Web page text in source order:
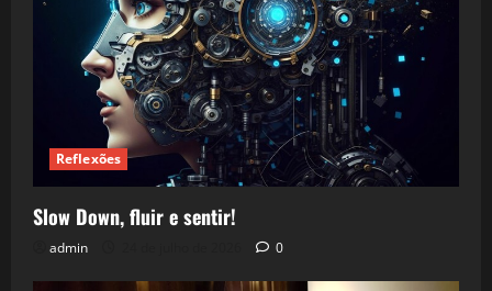
Reflexões
Slow Down, fluir e sentir!
admin 0